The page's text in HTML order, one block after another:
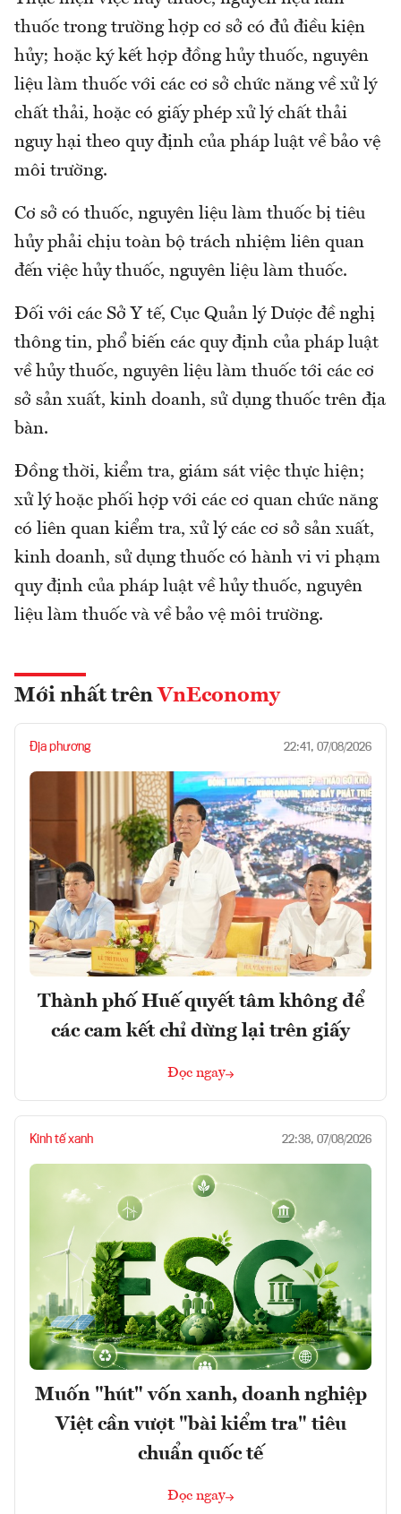
thuốc trong trường hợp cơ sở có đủ điều kiện
hủy; hoặc ký kết hợp đồng hủy thuốc, nguyên
liệu làm thuốc với các cơ sở chức năng về xử lý
chất thải, hoặc có giấy phép xử lý chất thải
nguy hại theo quy định của pháp luật về bảo vệ
môi trường.
Cơ sở có thuốc, nguyên liệu làm thuốc bị tiêu
hủy phải chịu toàn bộ trách nhiệm liên quan
đến việc hủy thuốc, nguyên liệu làm thuốc.
Đối với các Sở Y tế, Cục Quản lý Dược đề nghị
thông tin, phổ biến các quy định của pháp luật
về hủy thuốc, nguyên liệu làm thuốc tới các cơ
sở sản xuất, kinh doanh, sử dụng thuốc trên địa
bàn.
Đồng thời, kiểm tra, giám sát việc thực hiện;
xử lý hoặc phối hợp với các cơ quan chức năng
có liên quan kiểm tra, xử lý các cơ sở sản xuất,
kinh doanh, sử dụng thuốc có hành vi vi phạm
quy định của pháp luật về hủy thuốc, nguyên
liệu làm thuốc và về bảo vệ môi trường.
Mới nhất trên VnEconomy
Địa phương 22:41, 07/08/2026
Thành phố Huế quyết tâm không để
các cam kết chỉ dừng lại trên giấy
Đọc ngay
Kinh tế xanh 22:38, 07/08/2026
Muốn "hút" vốn xanh, doanh nghiệp
Việt cần vượt "bài kiểm tra" tiêu
chuẩn quốc tế
Đọc ngay